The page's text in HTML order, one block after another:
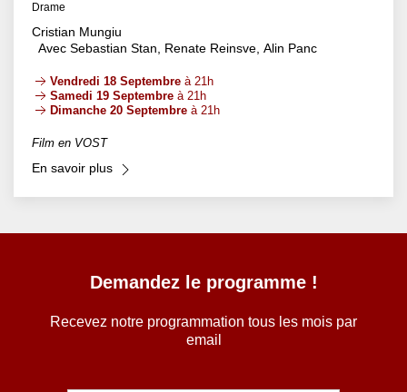
Drame
Cristian Mungiu
Avec Sebastian Stan, Renate Reinsve, Alin Panc
Vendredi 18 Septembre à 21h
Samedi 19 Septembre à 21h
Dimanche 20 Septembre à 21h
Film en VOST
En savoir plus
Demandez le programme !
Recevez notre programmation tous les mois par
email